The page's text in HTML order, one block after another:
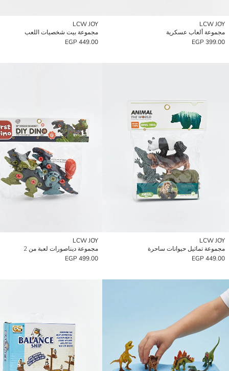
LCW JOY
مجموعة ألعاب عسكرية
399.00 EGP
LCW JOY
مجموعة بيت شخصيات اللعب
449.00 EGP
LCW JOY
مجموعة تماثيل حيوانات ساحرة
449.00 EGP
LCW JOY
مجموعة ديناصورات لعبة من 2
499.00 EGP